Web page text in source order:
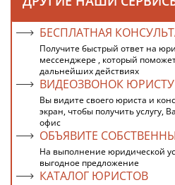
БЕСПЛАТНАЯ
Получите быстрый ответ на
мессенджере , который
дальнейших действиях
ВИДЕОЗВОНОК ЮРИСТУ
Вы видите своего юриста и
экран, чтобы получить услугу,
офис
ОБЪЯВИТЕ
На выполнение юридической
выгодное предложение
КАТАЛОГ ЮРИСТОВ